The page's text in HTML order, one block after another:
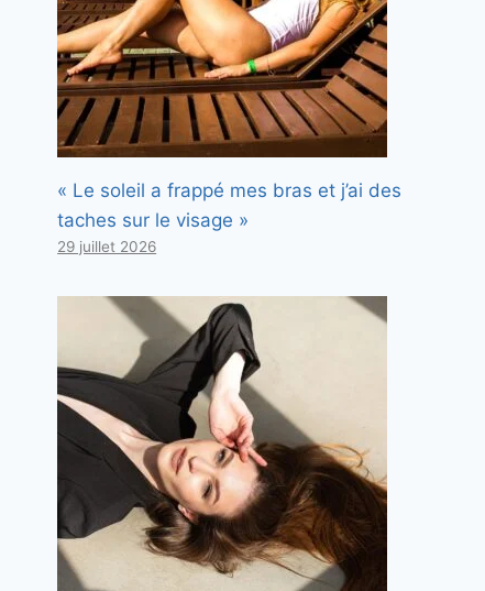
« Le soleil a frappé mes bras et j’ai des
taches sur le visage »
29 juillet 2026